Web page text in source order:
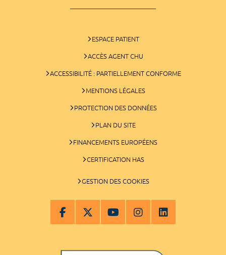
ESPACE PATIENT
ACCÈS AGENT CHU
ACCESSIBILITÉ : PARTIELLEMENT CONFORME
MENTIONS LÉGALES
PROTECTION DES DONNÉES
PLAN DU SITE
FINANCEMENTS EUROPÉENS
CERTIFICATION HAS
GESTION DES COOKIES